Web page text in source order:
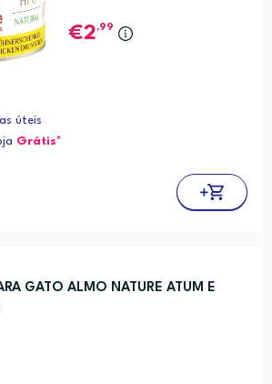
2,99
úteis
Grátis*
GATO ALMO NATURE ATUM E